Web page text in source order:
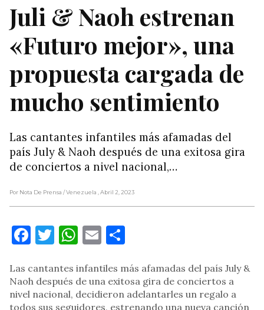
Juli & Naoh estrenan
«Futuro mejor», una
propuesta cargada de
mucho sentimiento
Las cantantes infantiles más afamadas del
país July & Naoh después de una exitosa gira
de conciertos a nivel nacional,…
Por Nota De Prensa / Venezuela , Abril 2, 2023
Facebook
Twitter
WhatsApp
Email
Las cantantes infantiles más afamadas del país July &
Naoh después de una exitosa gira de conciertos a
nivel nacional, decidieron adelantarles un regalo a
todos sus seguidores, estrenando una nueva canción